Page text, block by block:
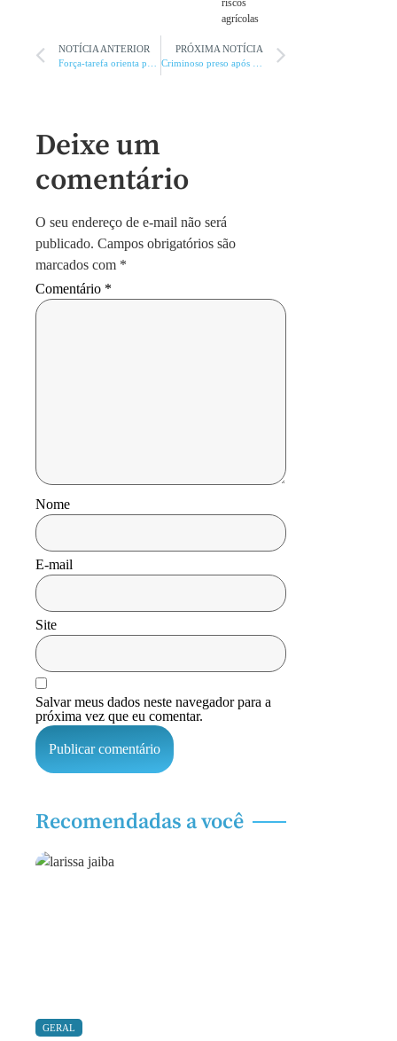
riscos
agrícolas
NOTÍCIA ANTERIOR
PRÓXIMA NOTÍCIA
Deixe um
comentário
O seu endereço de e-mail não será
publicado. Campos obrigatórios são
marcados com *
Comentário *
Nome
E-mail
Site
Salvar meus dados neste navegador para a
próxima vez que eu comentar.
Recomendadas a você
GERAL